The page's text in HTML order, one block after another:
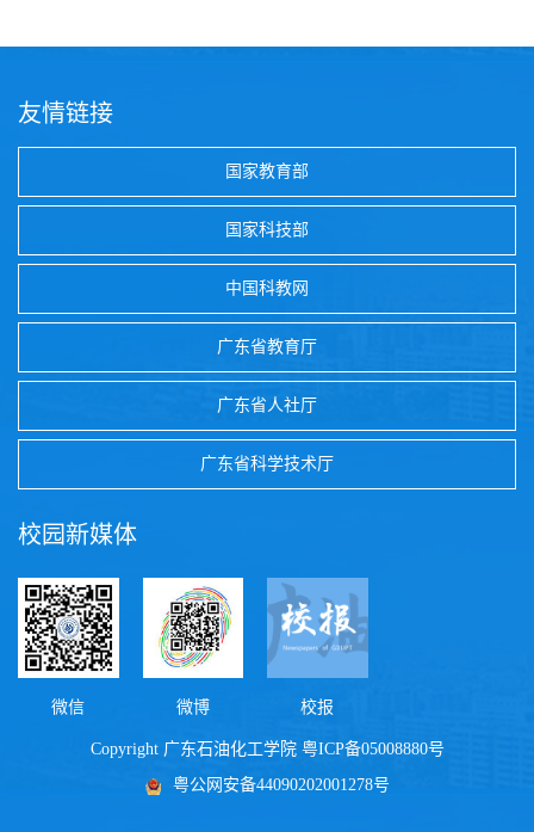
友情链接
国家教育部
国家科技部
中国科教网
广东省教育厅
广东省人社厅
广东省科学技术厅
校园新媒体
微信 微博 校报
Copyright 广东石油化工学院 粤ICP备05008880号
粤公网安备44090202001278号